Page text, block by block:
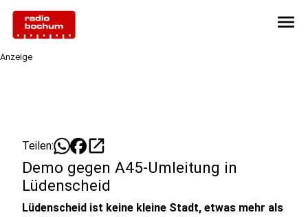
menu
Anzeige
Teilen: open_in_new
Demo gegen A45-Umleitung in
Lüdenscheid
Lüdenscheid ist keine kleine Stadt, etwas mehr als